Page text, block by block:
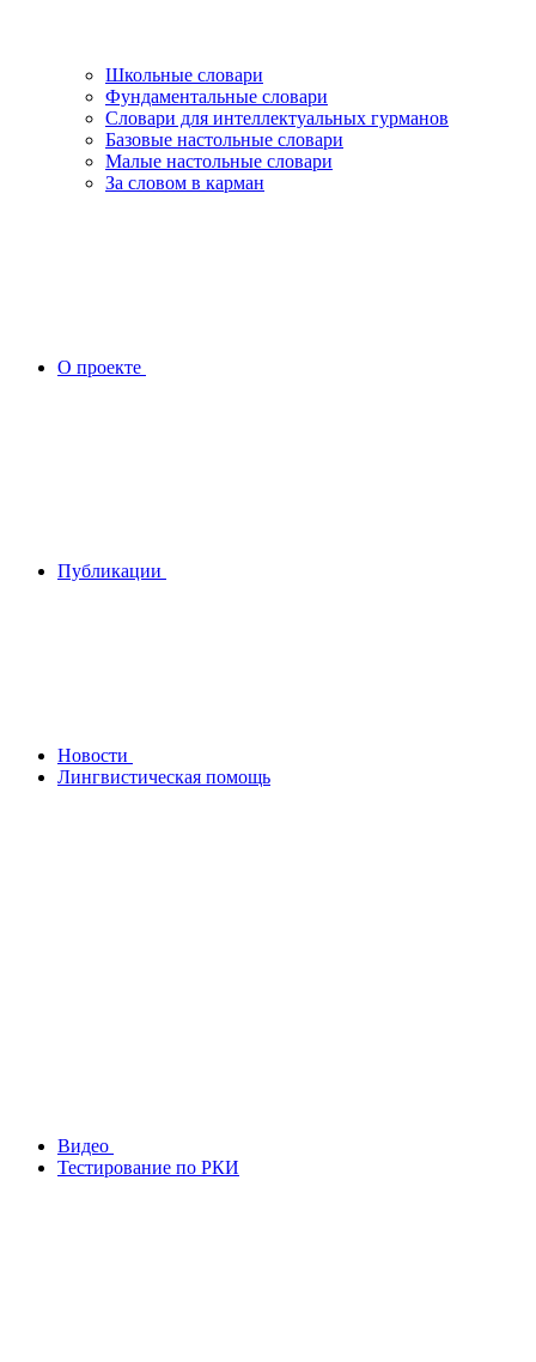
Школьные словари
Фундаментальные словари
Словари для интеллектуальных гурманов
Базовые настольные словари
Малые настольные словари
За словом в карман
О проекте
Публикации
Новости
Лингвистическая помощь
Видео
Тестирование по РКИ